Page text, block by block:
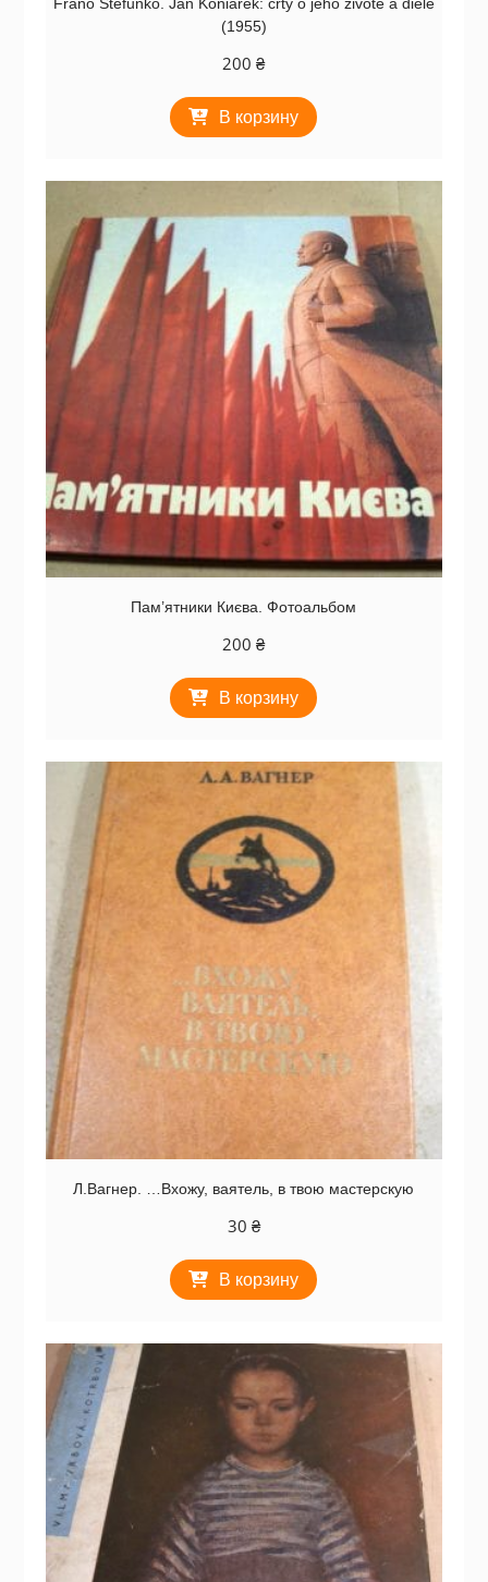
(1955)
200₴
В корзину
Пам’ятники Києва. Фотоальбом
200₴
В корзину
Л.Вагнер. …Вхожу, ваятель, в твою мастерскую
30 ₴
В корзину